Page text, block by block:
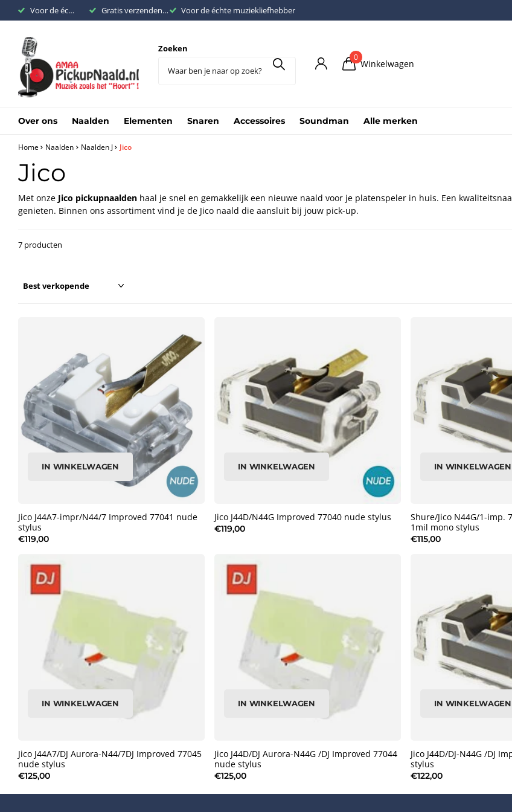
Voor de échte muziekliefhebber Gratis verzenden binnen Nederland vanaf €200,- Voor de échte muziekliefhebber
Zoeken
0
Winkelwagen
Over ons Naalden Elementen Snaren Accessoires Soundman Alle merken
Home Naalden Naalden J Jico
Jico
Met onze Jico pickupnaalden haal je snel en gemakkelijk een nieuwe naald voor je platenspeler in huis. Een
genieten. Binnen ons assortiment vind je de Jico naald die aansluit bij jouw pick-up.
7 producten
IN WINKELWAGEN
Jico J44A7-impr/N44/7 Improved 77041 nude
stylus
€119,00
IN WINKELWAGEN
Jico J44D/N44G Improved 77040 nude stylus
€119,00
IN WINKELWAGEN
Shure/Jico N44G/1-imp.
1mil mono stylus
€115,00
IN WINKELWAGEN
Jico J44A7/DJ Aurora-N44/7DJ Improved 77045
nude stylus
€125,00
IN WINKELWAGEN
Jico J44D/DJ Aurora-N44G /DJ Improved 77044
nude stylus
€125,00
IN WINKELWAGEN
Jico J44D/DJ-N44G /DJ
stylus
€122,00